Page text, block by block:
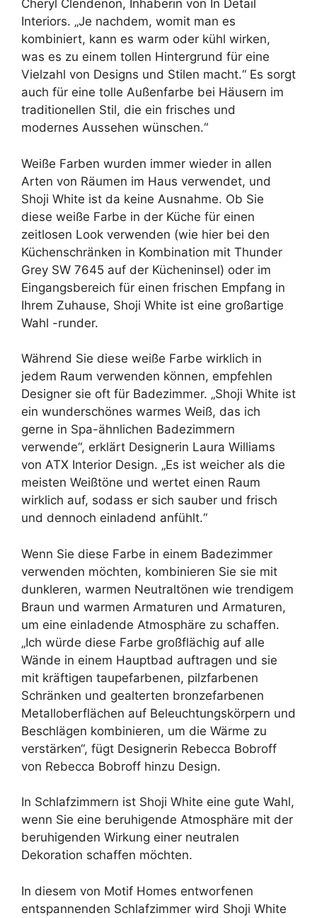
Cheryl Clendenon, Inhaberin von In Detail
Interiors. „Je nachdem, womit man es
kombiniert, kann es warm oder kühl wirken,
was es zu einem tollen Hintergrund für eine
Vielzahl von Designs und Stilen macht.“ Es sorgt
auch für eine tolle Außenfarbe bei Häusern im
traditionellen Stil, die ein frisches und
modernes Aussehen wünschen.“
Weiße Farben wurden immer wieder in allen
Arten von Räumen im Haus verwendet, und
Shoji White ist da keine Ausnahme. Ob Sie
diese weiße Farbe in der Küche für einen
zeitlosen Look verwenden (wie hier bei den
Küchenschränken in Kombination mit Thunder
Grey SW 7645 auf der Kücheninsel) oder im
Eingangsbereich für einen frischen Empfang in
Ihrem Zuhause, Shoji White ist eine großartige
Wahl -runder.
Während Sie diese weiße Farbe wirklich in
jedem Raum verwenden können, empfehlen
Designer sie oft für Badezimmer. „Shoji White ist
ein wunderschönes warmes Weiß, das ich
gerne in Spa-ähnlichen Badezimmern
verwende“, erklärt Designerin Laura Williams
von ATX Interior Design. „Es ist weicher als die
meisten Weißtöne und wertet einen Raum
wirklich auf, sodass er sich sauber und frisch
und dennoch einladend anfühlt.“
Wenn Sie diese Farbe in einem Badezimmer
verwenden möchten, kombinieren Sie sie mit
dunkleren, warmen Neutraltönen wie trendigem
Braun und warmen Armaturen und Armaturen,
um eine einladende Atmosphäre zu schaffen.
„Ich würde diese Farbe großflächig auf alle
Wände in einem Hauptbad auftragen und sie
mit kräftigen taupefarbenen, pilzfarbenen
Schränken und gealterten bronzefarbenen
Metalloberflächen auf Beleuchtungskörpern und
Beschlägen kombinieren, um die Wärme zu
verstärken“, fügt Designerin Rebecca Bobroff
von Rebecca Bobroff hinzu Design.
In Schlafzimmern ist Shoji White eine gute Wahl,
wenn Sie eine beruhigende Atmosphäre mit der
beruhigenden Wirkung einer neutralen
Dekoration schaffen möchten.
In diesem von Motif Homes entworfenen
entspannenden Schlafzimmer wird Shoji White